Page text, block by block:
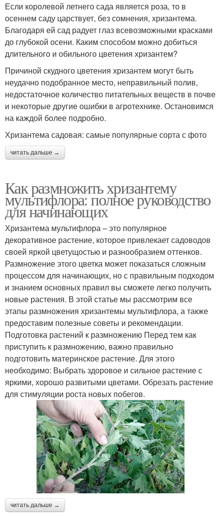
Если королевой летнего сада является роза, то в
осеннем саду царствует, без сомнения, хризантема.
Благодаря ей сад радует глаз всевозможными красками
до глубокой осени. Каким способом можно добиться
длительного и обильного цветения хризантем?
Причиной скудного цветения хризантем могут быть
неудачно подобранное место, неправильный полив,
недостаточное количество питательных веществ в почве
и некоторые другие ошибки в агротехнике. Остановимся
на каждой более подробно.
Хризантема садовая: самые популярные сорта с фото
читать дальше →
Как размножить хризантему
мультифлора: полное руководство
для начинающих
Хризантема мультифлора – это популярное
декоративное растение, которое привлекает садоводов
своей яркой цветущостью и разнообразием оттенков.
Размножение этого цветка может показаться сложным
процессом для начинающих, но с правильным подходом
и знанием основных правил вы сможете легко получить
новые растения. В этой статье мы рассмотрим все
этапы размножения хризантемы мультифлора, а также
предоставим полезные советы и рекомендации.
Подготовка растений к размножению Перед тем как
приступить к размножению, важно правильно
подготовить материнское растение. Для этого
необходимо: Выбрать здоровое и сильное растение с
яркими, хорошо развитыми цветами. Обрезать растение
для стимуляции роста новых побегов.
читать дальше →